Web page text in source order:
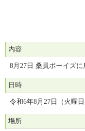
内容
8月27日 桑員ボーイズ
日時
令和6年8月27日（火曜
場所